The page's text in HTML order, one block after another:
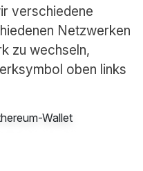
verschiedene
Netzwerken
zu wechseln,
oben links